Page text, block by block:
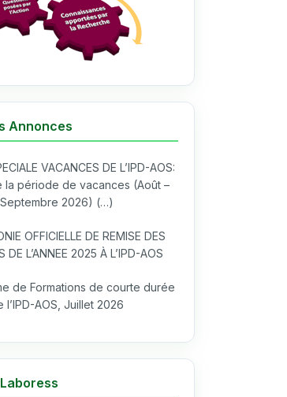
Annonces
VACANCES DE L’IPD-AOS:
la période de vacances (Août –
Septembre 2026) (…)
OFFICIELLE DE REMISE DES
DE L’ANNEE 2025 À L’IPD-AOS
de Formations de courte durée
l’IPD-AOS, Juillet 2026
Laboress